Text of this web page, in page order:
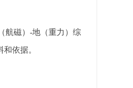
航磁）-地（重力）综
依据。